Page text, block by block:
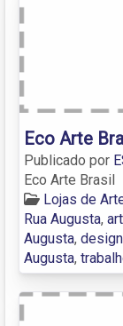
Eco Arte
Publicado por
Eco Arte Brasil
Lojas de
Rua Augusta,
Augusta,
Augusta,